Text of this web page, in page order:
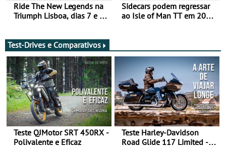
Ride The New Legends na
Triumph Lisboa, dias 7 e 8
Sidecars podem regressar
ao Isle of Man TT em 2027
Test-Drives e Comparativos
Teste QJMotor SRT 450RX -
Polivalente e Eficaz
Teste Harley-Davidson
Road Glide 117 Limited - A